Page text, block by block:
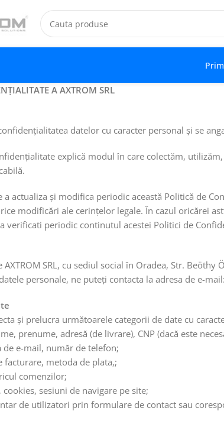
A AXTROM SRL
confidențialitatea datelor cu caracter personal și se
explică modul în care colectăm,
a actualiza și modifica periodic această Politică de
modificări ale cerințelor legale. În cazul oricărei
verificati periodic continutul acestei Politici de
AXTROM SRL, cu sediul social în Oradea, Str.
personale, ne puteți contacta la adresa de e-mail:
și prelucra următoarele categorii de date cu
prenume, adresă (de livrare), CNP (dacă este
de e-mail, număr de telefon;
facturare, metoda de plata,;
comenzilor;
cookies, sesiuni de navigare pe site;
de utilizatori prin formulare de contact sau